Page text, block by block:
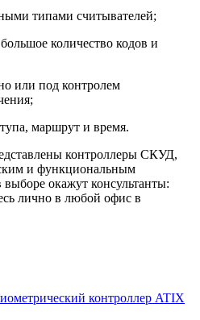
типами считывателей;
количество кодов и
или под контролем
маршрут и время.
контроллеры СКУД,
и функциональным
окажут консультанты:
лично в любой офис в
контроллер ATIX